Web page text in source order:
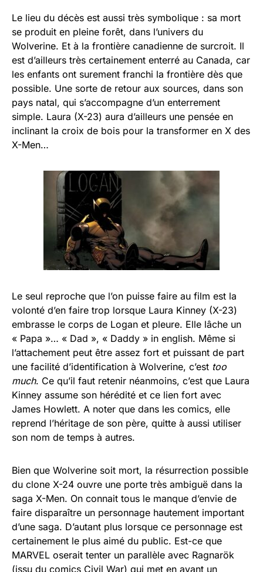
Le lieu du décès est aussi très symbolique : sa mort
se produit en pleine forêt, dans l’univers du
Wolverine. Et à la frontière canadienne de surcroit. Il
est d’ailleurs très certainement enterré au Canada, car
les enfants ont surement franchi la frontière dès que
possible. Une sorte de retour aux sources, dans son
pays natal, qui s’accompagne d’un enterrement
simple. Laura (X-23) aura d’ailleurs une pensée en
inclinant la croix de bois pour la transformer en X des
X-Men…
Le seul reproche que l’on puisse faire au film est la
volonté d’en faire trop lorsque Laura Kinney (X-23)
embrasse le corps de Logan et pleure. Elle lâche un
« Papa »… « Dad », « Daddy » in english. Même si
l’attachement peut être assez fort et puissant de part
une facilité d’identification à Wolverine, c’est too
much. Ce qu’il faut retenir néanmoins, c’est que Laura
Kinney assume son hérédité et ce lien fort avec
James Howlett. A noter que dans les comics, elle
reprend l’héritage de son père, quitte à aussi utiliser
son nom de temps à autres.
Bien que Wolverine soit mort, la résurrection possible
du clone X-24 ouvre une porte très ambiguë dans la
saga X-Men. On connait tous le manque d’envie de
faire disparaître un personnage hautement important
d’une saga. D’autant plus lorsque ce personnage est
certainement le plus aimé du public. Est-ce que
MARVEL oserait tenter un parallèle avec Ragnarök
(issu du comics Civil War) qui met en avant un